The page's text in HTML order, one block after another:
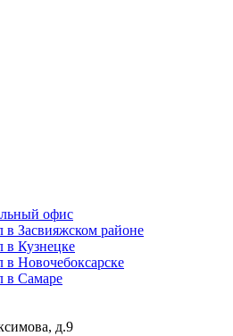
офис
в Засвияжском районе
в Кузнецке
Новочебоксарске
в Самаре
д.9